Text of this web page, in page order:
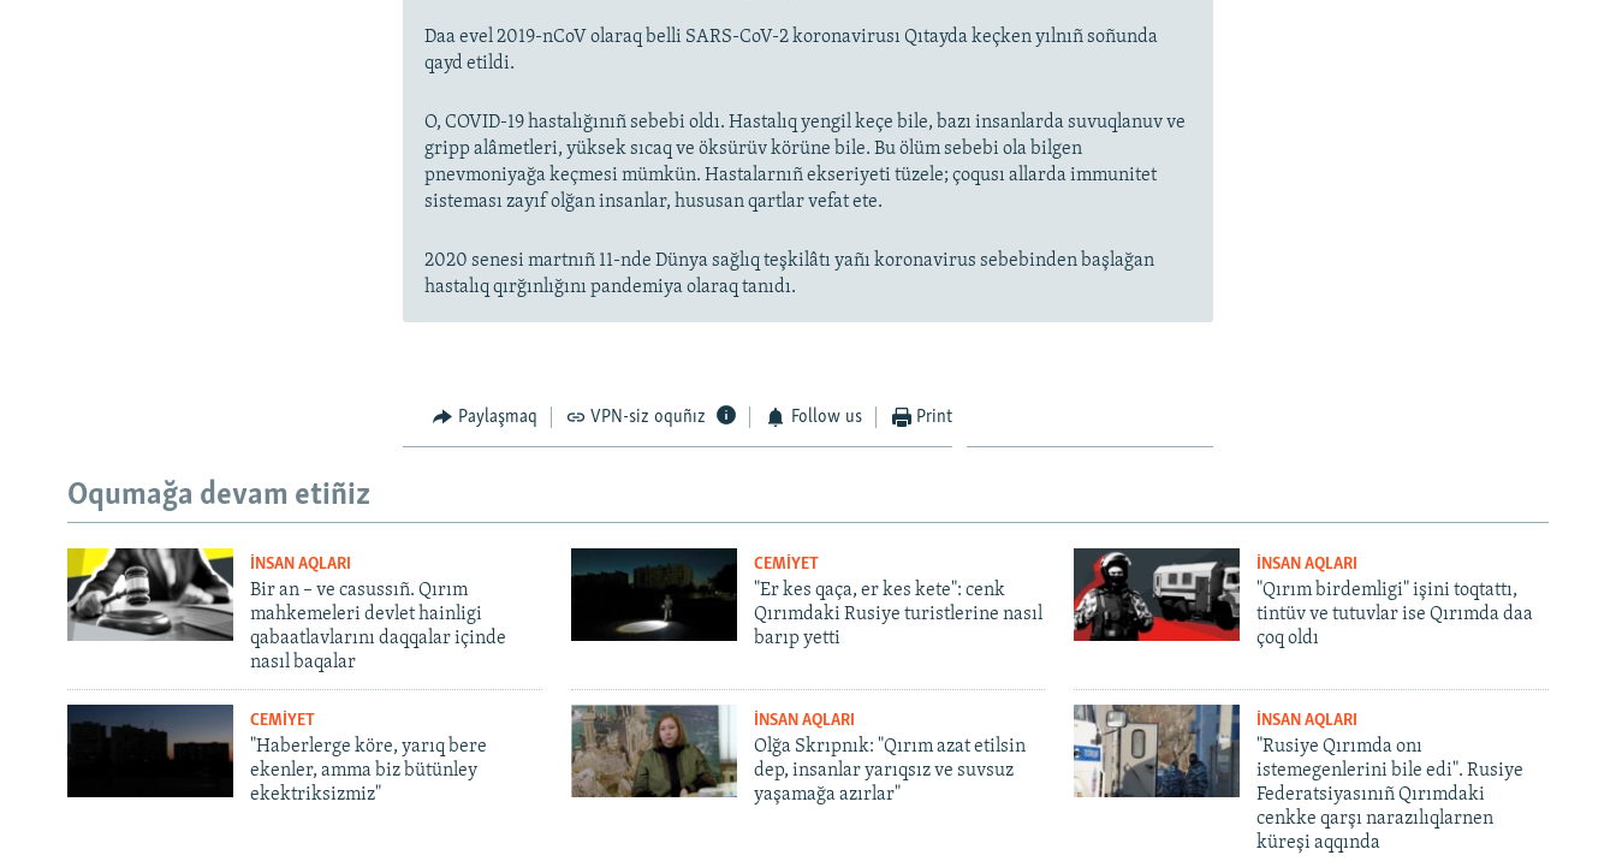
Daa evel 2019-nCoV olaraq belli SARS-CoV-2 koronavirusı Qıtayda keçken yılnıñ soñunda
qayd etildi.
O, COVID-19 hastalığınıñ sebebi oldı. Hastalıq yengil keçe bile, bazı insanlarda suvuqlanuv ve
gripp alâmetleri, yüksek sıcaq ve öksürüv körüne bile. Bu ölüm sebebi ola bilgen
pnevmoniyağa keçmesi mümkün. Hastalarnıñ ekseriyeti tüzele; çoqusı allarda immunitet
sisteması zayıf olğan insanlar, hususan qartlar vefat ete.
2020 senesi martnıñ 11-nde Dünya sağlıq teşkilâtı yañı koronavirus sebebinden başlağan
hastalıq qırğınlığını pandemiya olaraq tanıdı.
Paylaşmaq VPN-siz oquñız Follow us Print
Oqumağa devam etiñiz
İNSAN AQLARI
Bir an – ve casussıñ. Qırım
mahkemeleri devlet hainligi
qabaatlavlarını daqqalar içinde
nasıl baqalar
CEMİYET
"Er kes qaça, er kes kete": cenk
Qırımdaki Rusiye turistlerine nasıl
barıp yetti
İNSAN AQLARI
"Qırım birdemligi" işini toqtattı,
tintüv ve tutuvlar ise Qırımda daa
çoq oldı
CEMİYET
"Haberlerge köre, yarıq bere
ekenler, amma biz bütünley
ekektriksizmiz"
İNSAN AQLARI
Olğa Skrıpnık: "Qırım azat etilsin
dep, insanlar yarıqsız ve suvsuz
yaşamağa azırlar"
İNSAN AQLARI
"Rusiye Qırımda onı
istemegenlerini bile edi". Rusiye
Federatsiyasınıñ Qırımdaki
cenkke qarşı narazılıqlarnen
küreşi aqqında